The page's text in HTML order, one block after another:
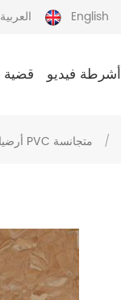
العربية English
قضية أشرطة فيديو
أرضيات PVC متجانسة /